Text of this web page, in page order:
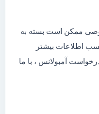
ممکن است بسته به
اطلاعات بیشتر
آمبولانس ، با ما